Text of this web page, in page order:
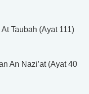
Taubah (Ayat 111)
An Nazi’at (Ayat 40